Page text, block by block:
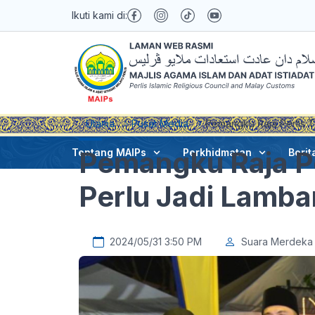
Ikuti kami di:
Tentang MAIPs Perkhidmatan
Utama Pusat Media Pemangku Raja Perlis
Pemangku Raja
Perlu Jadi
2024/05/31 3:50 PM Suara Merdeka